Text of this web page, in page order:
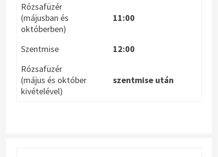
Rózsafüzér
(májusban és
októberben)
11:00
Szentmise
12:00
Rózsafüzér
(május és október
kivételével)
szentmise után